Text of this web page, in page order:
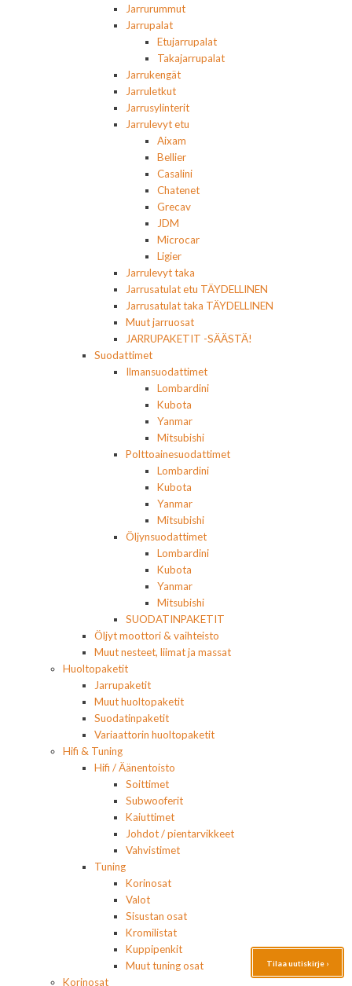
Jarrurummut
Jarrupalat
Etujarrupalat
Takajarrupalat
Jarrukengät
Jarruletkut
Jarrusylinterit
Jarrulevyt etu
Aixam
Bellier
Casalini
Chatenet
Grecav
JDM
Microcar
Ligier
Jarrulevyt taka
Jarrusatulat etu TÄYDELLINEN
Jarrusatulat taka TÄYDELLINEN
Muut jarruosat
JARRUPAKETIT -SÄÄSTÄ!
Suodattimet
Ilmansuodattimet
Lombardini
Kubota
Yanmar
Mitsubishi
Polttoainesuodattimet
Lombardini
Kubota
Yanmar
Mitsubishi
Öljynsuodattimet
Lombardini
Kubota
Yanmar
Mitsubishi
SUODATINPAKETIT
Öljyt moottori & vaihteisto
Muut nesteet, liimat ja massat
Huoltopaketit
Jarrupaketit
Muut huoltopaketit
Suodatinpaketit
Variaattorin huoltopaketit
Hifi & Tuning
Hifi / Äänentoisto
Soittimet
Subwooferit
Kaiuttimet
Johdot / pientarvikkeet
Vahvistimet
Tuning
Korinosat
Valot
Sisustan osat
Kromilistat
Kuppipenkit
Muut tuning osat
Korinosat
Tilaa uutiskirje ›